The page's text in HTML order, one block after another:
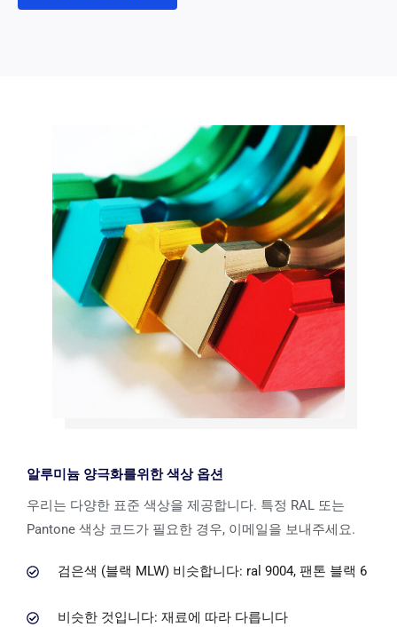
알루미늄 양극화를위한 색상 옵션
우리는 다양한 표준 색상을 제공합니다. 특정 RAL 또는
Pantone 색상 코드가 필요한 경우, 이메일을 보내주세요.
검은색 (블랙 MLW) 비슷합니다: ral 9004, 팬톤 블랙 6
비슷한 것입니다: 재료에 따라 다릅니다